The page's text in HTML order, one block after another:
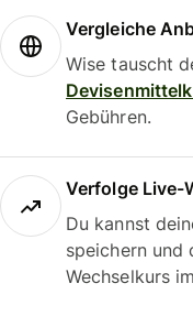
Vergleiche
Wise tauscht
Gebühren.
Verfolge Live-
Du kannst
speichern und
Wechselkurs